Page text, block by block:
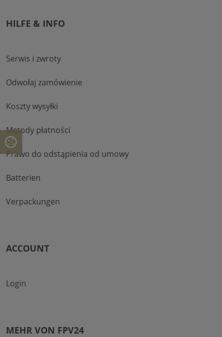
HILFE & INFO
Serwis i zwroty
Odwołaj zamówienie
Koszty wysyłki
Metody płatności
Prawo do odstąpienia od umowy
Batterien
Verpackungen
ACCOUNT
Login
MEHR VON FPV24